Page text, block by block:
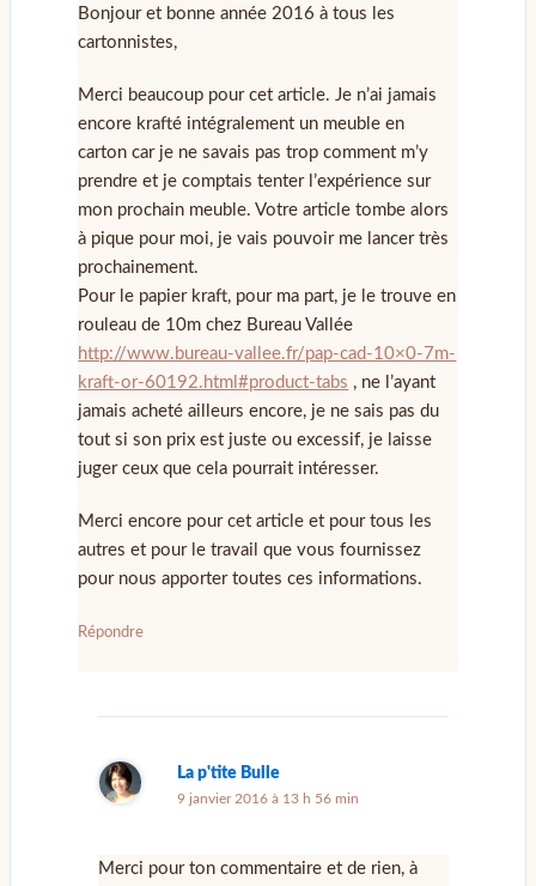
Bonjour et bonne année 2016 à tous les
cartonnistes,
Merci beaucoup pour cet article. Je n’ai jamais
encore krafté intégralement un meuble en
carton car je ne savais pas trop comment m’y
prendre et je comptais tenter l’expérience sur
mon prochain meuble. Votre article tombe alors
à pique pour moi, je vais pouvoir me lancer très
prochainement.
Pour le papier kraft, pour ma part, je le trouve en
rouleau de 10m chez Bureau Vallée
http://www.bureau-vallee.fr/pap-cad-10×0-7m-
kraft-or-60192.html#product-tabs , ne l’ayant
jamais acheté ailleurs encore, je ne sais pas du
tout si son prix est juste ou excessif, je laisse
juger ceux que cela pourrait intéresser.
Merci encore pour cet article et pour tous les
autres et pour le travail que vous fournissez
pour nous apporter toutes ces informations.
Répondre
La p'tite Bulle
9 janvier 2016 à 13 h 56 min
Merci pour ton commentaire et de rien, à